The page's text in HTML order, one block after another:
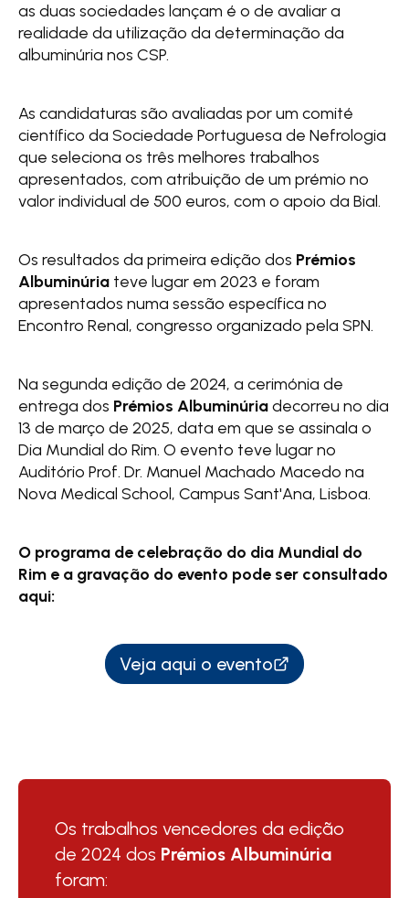
as duas sociedades lançam é o de avaliar a
realidade da utilização da determinação da
albuminúria nos CSP.
As candidaturas são avaliadas por um comité
científico da Sociedade Portuguesa de Nefrologia
que seleciona os três melhores trabalhos
apresentados, com atribuição de um prémio no
valor individual de 500 euros, com o apoio da Bial.
Os resultados da primeira edição dos Prémios
Albuminúria teve lugar em 2023 e foram
apresentados numa sessão específica no
Encontro Renal, congresso organizado pela SPN.
Na segunda edição de 2024, a cerimónia de
entrega dos Prémios Albuminúriadecorreu no dia
13 de março de 2025, data em que se assinala o
Dia Mundial do Rim. O evento teve lugar no
Auditório Prof. Dr. Manuel Machado Macedo na
Nova Medical School, Campus Sant'Ana, Lisboa.
O programa de celebração do dia Mundial do
Rim e a gravação do evento pode ser consultado
aqui:
Veja aqui o evento
Os trabalhos vencedores da edição
de 2024 dos Prémios Albuminúria
foram: